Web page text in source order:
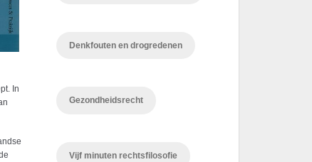
In
Denkfouten en drogredenen
Gezondheidsrecht
Vijf minuten rechtsfilosofie